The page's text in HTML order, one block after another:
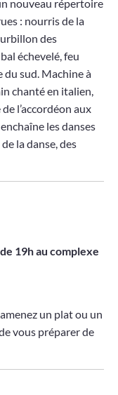
nouveau répertoire
: nourris de la
des
échevelé, feu
du sud. Machine à
chanté en italien,
l’accordéon aux
les danses
la danse, des
19h au complexe
un plat ou un
vous préparer de